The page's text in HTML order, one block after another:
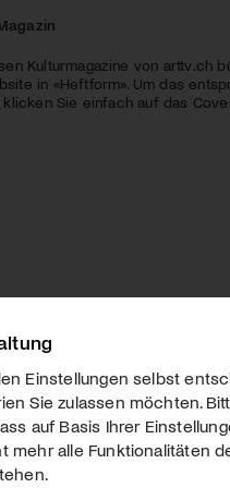
Kulturmagazine von arttv.ch
in «Heftform». Um das
klicken Sie einfach auf das
Einstellungen selbst
Sie zulassen möchten.
auf Basis Ihrer
mehr alle Funktionalitäten